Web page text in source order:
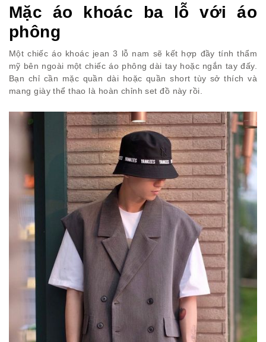
Mặc áo khoác ba lỗ với áo
phông
Một chiếc áo khoác jean 3 lỗ nam sẽ kết hợp đầy tính thẩm
mỹ bên ngoài một chiếc áo phông dài tay hoặc ngắn tay đấy.
Bạn chỉ cần mặc quần dài hoặc quần short tùy sở thích và
mang giày thể thao là hoàn chỉnh set đồ này rồi.